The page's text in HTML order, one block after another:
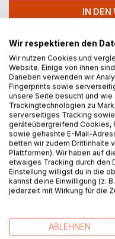
IN DEN
Auf die Merkliste
Titel bewerten
BESCHREIBUNG
"Wenn einer eine Reise
dieser Ausspruch von
Lufthansa nach
in meiner
Wir respektieren den
Wir nutzen Cookies und
Website. Einige von ihnen
Daneben verwenden wir
Fingerprints sowie
unsere Seite besucht und
Trackingtechnologien zu
serverseitiges Tracking
geräteübergreifend Cookies,
sowie gehashte E-Mail-
betten wir zudem Drittinhalte
Plattformen). Wir haben auf
etwaiges Tracking durch den
Einstellung willigst du in die
kannst deine Einwilligung (z.
jederzeit mit Wirkung für die
ABLEHNEN